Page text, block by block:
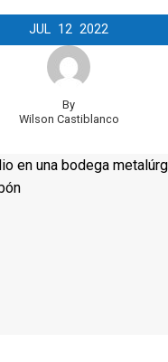
JUL 12 2022
By
Wilson Castiblanco